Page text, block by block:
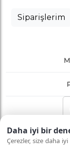
Daha iyi bir
Çerezler, size daha
Siparişlerim